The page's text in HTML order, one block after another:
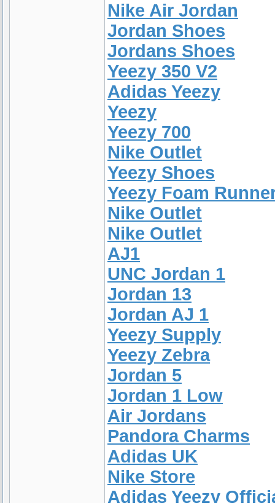
Nike Air Jordan
Jordan Shoes
Jordans Shoes
Yeezy 350 V2
Adidas Yeezy
Yeezy
Yeezy 700
Nike Outlet
Yeezy Shoes
Yeezy Foam
Nike Outlet
Nike Outlet
AJ1
UNC Jordan 1
Jordan 13
Jordan AJ 1
Yeezy Supply
Yeezy Zebra
Jordan 5
Jordan 1 Low
Air Jordans
Pandora Charms
Adidas UK
Nike Store
Adidas Yeezy